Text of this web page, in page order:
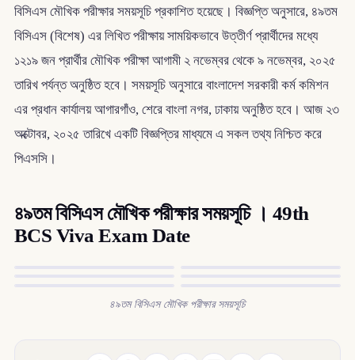
বিসিএস মৌখিক পরীক্ষার সময়সূচি প্রকাশিত হয়েছে। বিজ্ঞপ্তি অনুসারে, ৪৯তম
বিসিএস (বিশেষ) এর লিখিত পরীক্ষায় সাময়িকভাবে উত্তীর্ণ প্রার্থীদের মধ্যে
১২১৯ জন প্রার্থীর মৌখিক পরীক্ষা আগামী ২ নভেম্বর থেকে ৯ নভেম্বর, ২০২৫
তারিখ পর্যন্ত অনুষ্ঠিত হবে। সময়সূচি অনুসারে বাংলাদেশ সরকারী কর্ম কমিশন
এর প্রধান কার্যালয় আগারগাঁও, শেরে বাংলা নগর, ঢাকায় অনুষ্ঠিত হবে। আজ ২৩
অক্টোবর, ২০২৫ তারিখে একটি বিজ্ঞপ্তির মাধ্যমে এ সকল তথ্য নিশ্চিত করে
পিএসসি।
৪৯তম বিসিএস মৌখিক পরীক্ষার সময়সূচি । 49th
BCS Viva Exam Date
৪৯তম বিসিএস মৌখিক পরীক্ষার সময়সূচি